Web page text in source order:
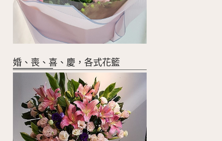
婚、喪、喜、慶，各式花籃